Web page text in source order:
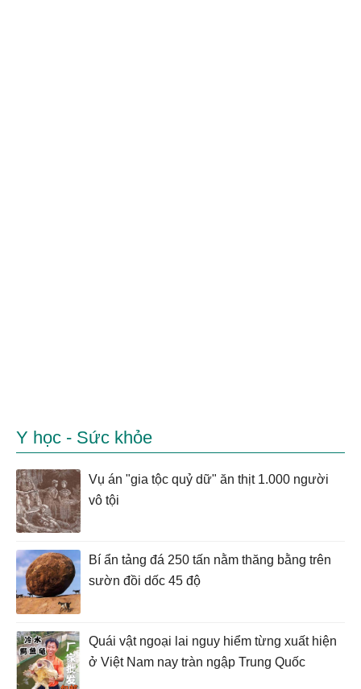
Y học - Sức khỏe
Vụ án "gia tộc quỷ dữ" ăn thịt 1.000 người
vô tội
Bí ẩn tảng đá 250 tấn nằm thăng bằng trên
sườn đồi dốc 45 độ
Quái vật ngoại lai nguy hiểm từng xuất hiện
ở Việt Nam nay tràn ngập Trung Quốc